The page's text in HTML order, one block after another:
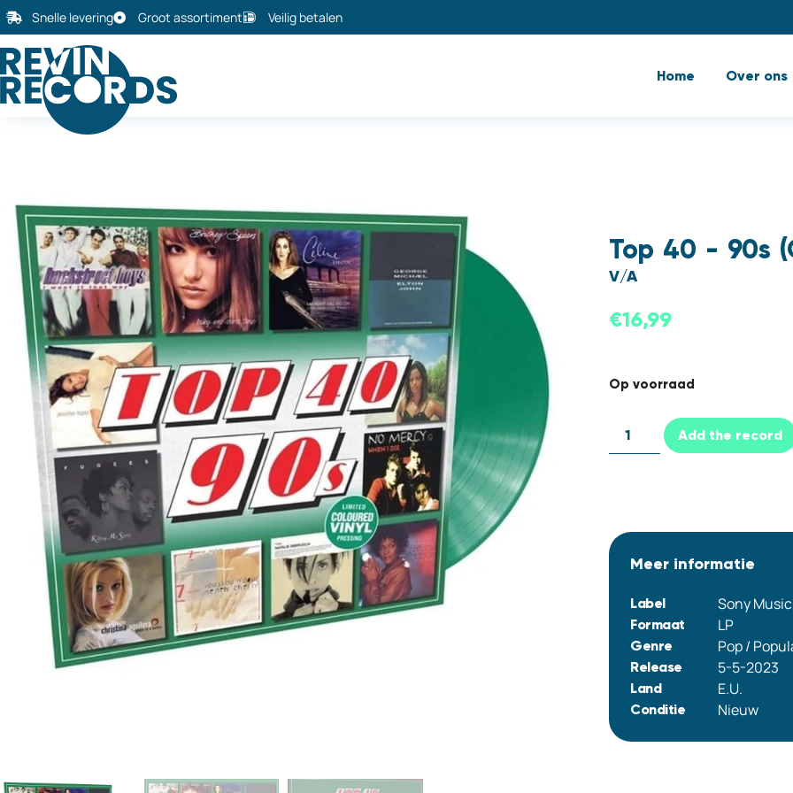
Snelle levering Groot assortiment Veilig betalen
Home Over ons
Top 40 - 90s
V/A
€16,99
Op voorraad
Add the record
Meer informatie
Label Sony Music
Formaat LP
Genre Pop /
Release 5-5-2023
Land E.U.
Conditie Nieuw